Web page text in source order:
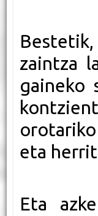
zaintza
gaineko
eta
Eta